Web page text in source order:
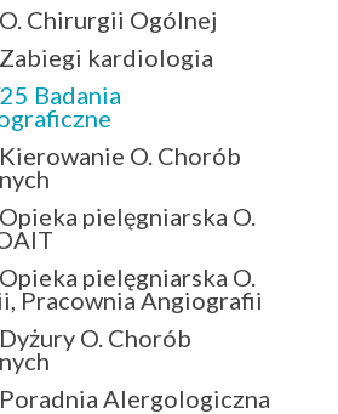
Chirurgii Ogólnej
kardiologia
Badania
O. Chorób
pielęgniarska O.
pielęgniarska O.
Pracownia Angiografii
O. Chorób
Alergologiczna